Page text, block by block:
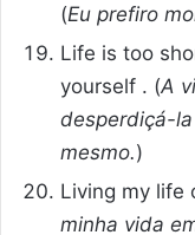
(Eu prefiro
Life is too
yourself . (A
desperdiçá-
mesmo.)
Living my life
minha vida